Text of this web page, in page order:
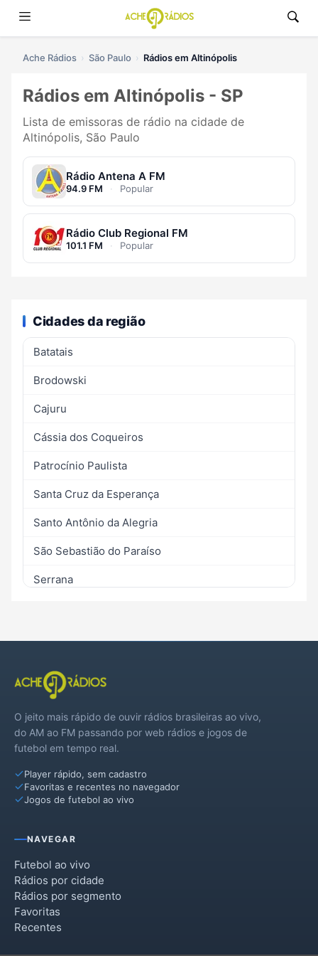
Ache Rádios São Paulo Rádios em Altinópolis
Rádios em Altinópolis - SP
Lista de emissoras de rádio na cidade de
Altinópolis, São Paulo
Rádio Antena A FM
94.9 FM · Popular
Rádio Club Regional FM
101.1 FM · Popular
Cidades da região
Batatais
Brodowski
Cajuru
Cássia dos Coqueiros
Patrocínio Paulista
Santa Cruz da Esperança
Santo Antônio da Alegria
São Sebastião do Paraíso
Serrana
O jeito mais rápido de ouvir rádios brasileiras ao vivo,
do AM ao FM passando por web rádios e jogos de
futebol em tempo real.
Player rápido, sem cadastro
Favoritas e recentes no navegador
Jogos de futebol ao vivo
NAVEGAR
Futebol ao vivo
Rádios por cidade
Rádios por segmento
Favoritas
Recentes